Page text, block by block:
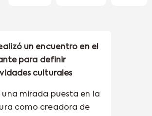
un encuentro en el
para definir
culturales
una mirada puesta en la
como creadora de